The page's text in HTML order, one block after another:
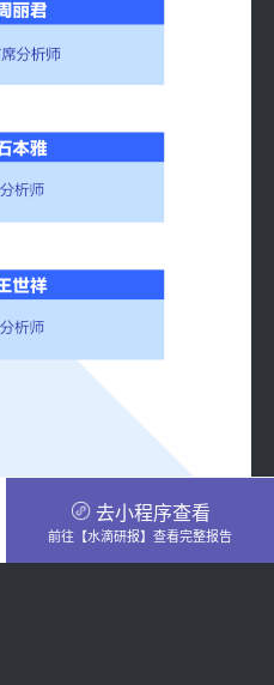
去小程序查看
前往【水滴研报】查看完整报告